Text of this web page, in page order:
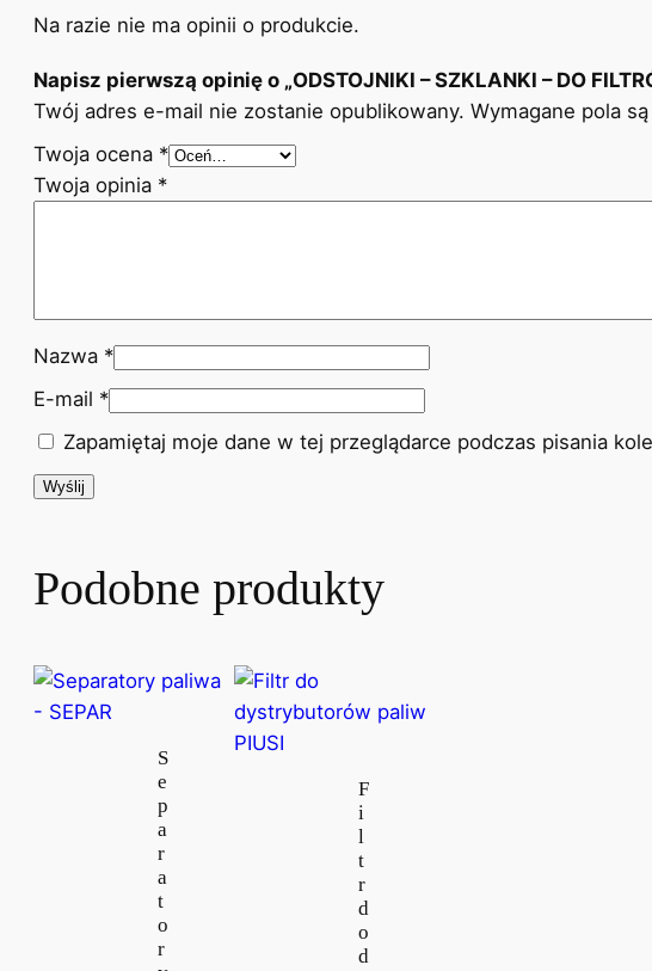
A
N
–
Na razie nie ma opinii o produkcie.
Napisz pierwszą opinię o „ODSTOJNIKI – SZKLANKI – DO
Twój adres e-mail nie zostanie opublikowany. Wymagane pola
Twoja ocena *
Twoja opinia *
Nazwa *
E-mail *
Zapamiętaj moje dane w tej przeglądarce podczas pisania
Podobne produkty
S
e
p
a
r
a
t
o
r
F
i
l
t
r
d
o
d